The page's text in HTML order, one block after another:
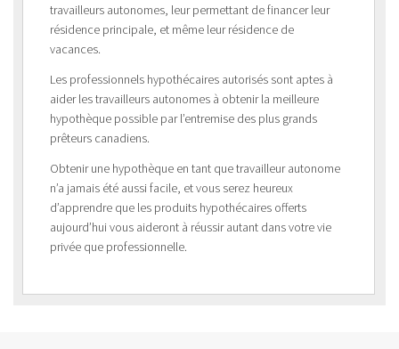
travailleurs autonomes, leur permettant de financer leur
résidence principale, et même leur résidence de
vacances.
Les professionnels hypothécaires autorisés sont aptes à
aider les travailleurs autonomes à obtenir la meilleure
hypothèque possible par l’entremise des plus grands
prêteurs canadiens.
Obtenir une hypothèque en tant que travailleur autonome
n’a jamais été aussi facile, et vous serez heureux
d’apprendre que les produits hypothécaires offerts
aujourd’hui vous aideront à réussir autant dans votre vie
privée que professionnelle.